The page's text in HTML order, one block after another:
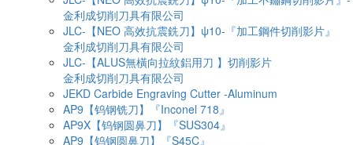
金利成切削刀具有限公司
JLC-【NEO 高效抗震銑刀】ψ10-『加工鋼件切削影片』
金利成切削刀具有限公司
JLC-【ALUS無橫向拉紋鋁用刀 】切削影片
金利成切削刀具有限公司
JEKD Carbide Engraving Cutter -Aluminum
AP9【钨钢铣刀】『Inconel 718』
AP9X【钨钢圆鼻刀】『SUS304』
AP9【钨钢圆鼻刀】『S45C』